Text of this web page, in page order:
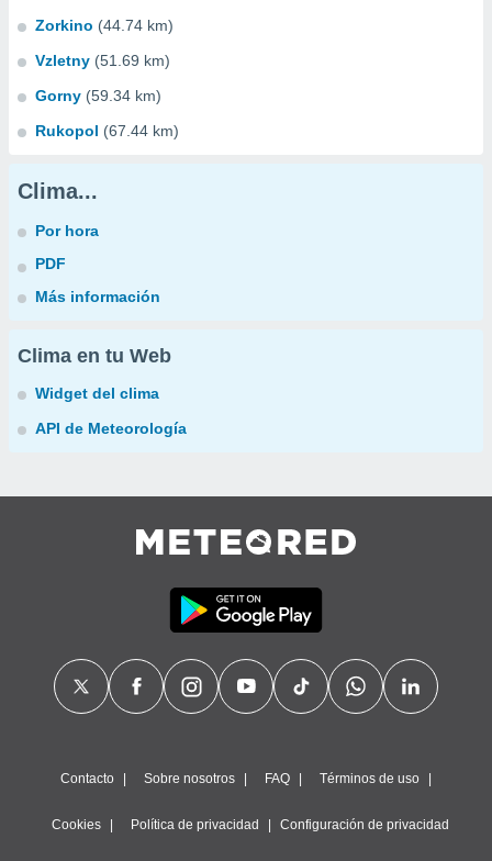
Zorkino (44.74 km)
Vzletny (51.69 km)
Gorny (59.34 km)
Rukopol (67.44 km)
Clima...
Por hora
PDF
Más información
Clima en tu Web
Widget del clima
API de Meteorología
Contacto Sobre nosotros FAQ Términos de uso
Cookies Política de privacidad Configuración de privacidad